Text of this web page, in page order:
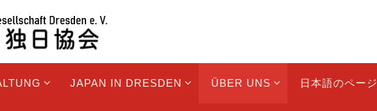
JAPAN IN DRESDEN ÜBER UNS 日本語のページ